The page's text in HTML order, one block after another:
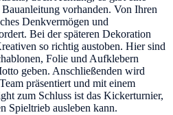
vorhanden. Von Ihren
Denkvermögen und
Bei der späteren Dekoration
so richtig austoben. Hier sind
Folie und Aufklebern
geben. Anschließenden wird
präsentiert und mit einem
zum Schluss ist das Kickerturnier,
Spieltrieb ausleben kann.